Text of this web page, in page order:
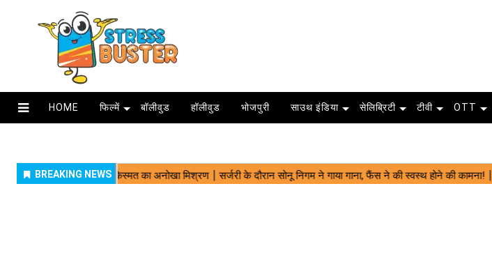
HOME फिल्में बॉलीवुड हॉलीवुड भोजपुरी साउथ इंडिया सेलिब्रिटी टीवी OTT